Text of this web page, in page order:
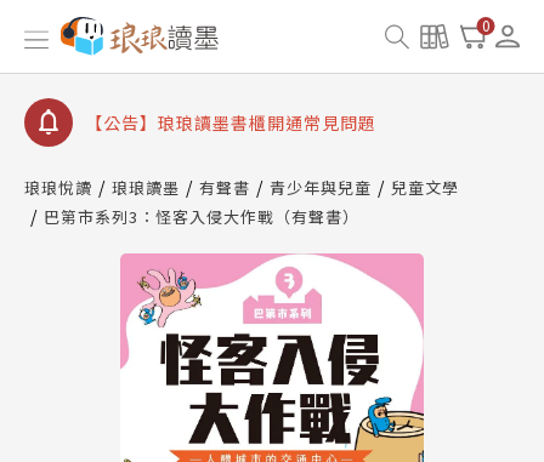
0
【公告】因 Readmoo 讀墨系統維護中，本站同步暫
停部分閱讀服務
【公告】琅琅讀墨數位閱讀資產合併與書櫃開通申請
【公告】琅琅讀墨書櫃開通常見問題
請圖文教學
【公告】琅琅書店服務升級重要說明及資產合併結果
查詢
【公告】因 Readmoo 讀墨系統維護中，本站同步暫
停部分閱讀服務
琅琅悅讀 琅琅讀墨 有聲書 青少年與兒童
兒童文學
巴第市系列3：怪客入侵大作戰（有聲書）